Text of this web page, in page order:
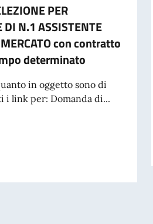
A TEMPO DETERMINATO
PER
N.1 ASSISTENTE
con contratto
determinato
in oggetto sono di
i link per: Domanda di...
SELEZIONE PER ASSUNZIONE DI N.1